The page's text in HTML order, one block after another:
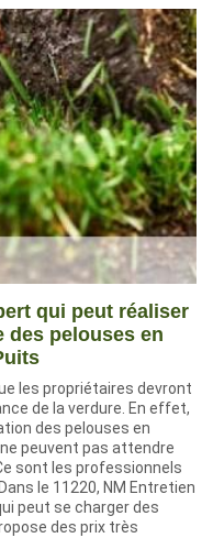
qui peut réaliser
des pelouses en
les propriétaires devront
de la verdure. En effet,
des pelouses en
peuvent pas attendre
sont les professionnels
le 11220, NM Entretien
peut se charger des
des prix très